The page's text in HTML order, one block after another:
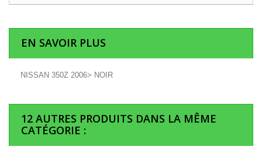
EN SAVOIR PLUS
NISSAN 350Z 2006> NOIR
12 AUTRES PRODUITS DANS LA MÊME
CATÉGORIE :